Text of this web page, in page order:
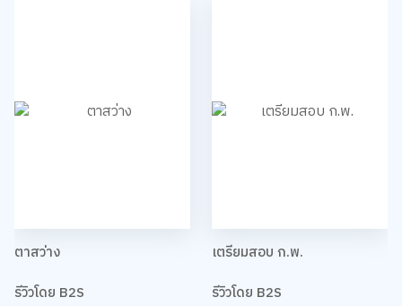
ตาสว่าง
รีวิวโดย B2S
เตรียมสอบ ก.พ.
รีวิวโดย B2S